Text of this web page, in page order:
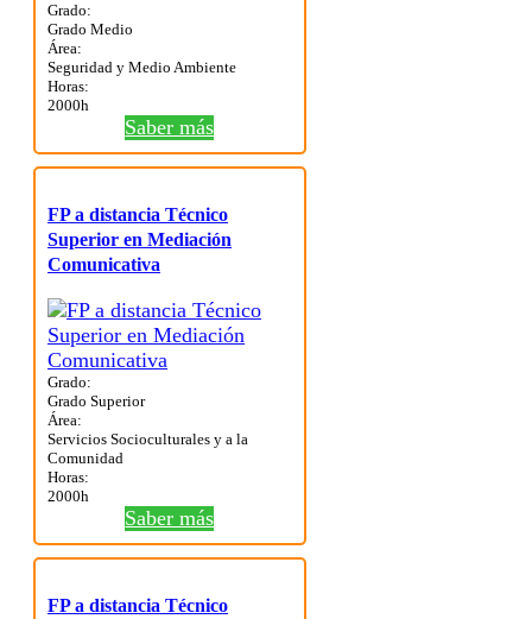
Grado:
Grado Medio
Área:
Seguridad y Medio Ambiente
Horas:
2000h
Saber más
FP a distancia Técnico
Superior en Mediación
Comunicativa
Grado:
Grado Superior
Área:
Servicios Socioculturales y a la
Comunidad
Horas:
2000h
Saber más
FP a distancia Técnico